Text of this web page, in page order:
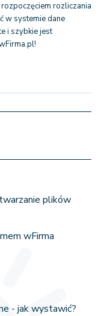
rozliczania
w systemie dane
i szybkie jest
plików
wFirma
- jak wystawić?